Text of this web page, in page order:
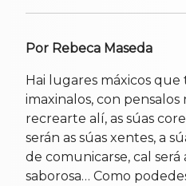
Por Rebeca Maseda
Hai lugares máxicos
imaxinalos, con
recrearte alí, as súas
serán as súas xentes, a
de comunicarse, cal será
saborosa… Como